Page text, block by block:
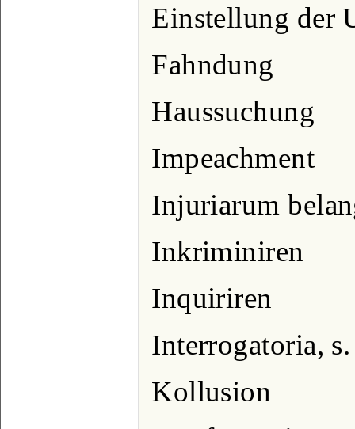
Einstellung der
Fahndung
Haussuchung
Impeachment
Injuriarum
Inkriminiren
Inquiriren
Interrogatoria,
Kollusion